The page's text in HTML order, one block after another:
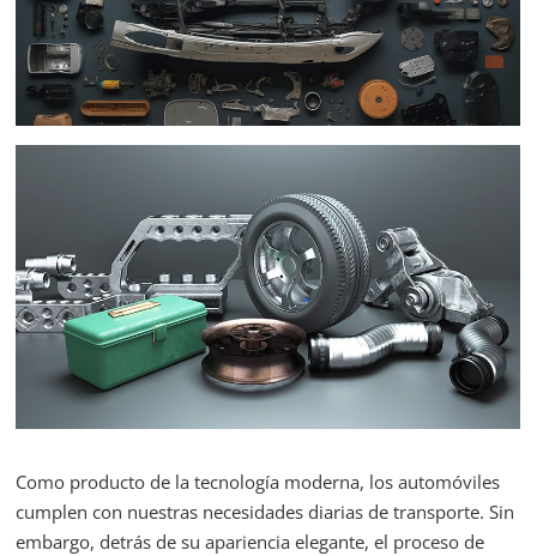
Como producto de la tecnología moderna, los automóviles
cumplen con nuestras necesidades diarias de transporte. Sin
embargo, detrás de su apariencia elegante, el proceso de